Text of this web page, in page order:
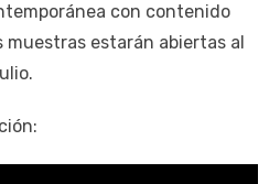
con contenido
estarán abiertas al